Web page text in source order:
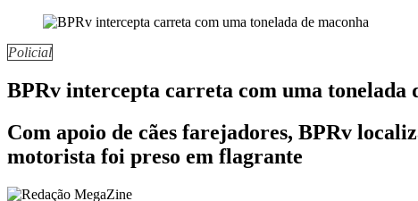
Policial
BPRv intercepta carreta com uma tonelada
Com apoio de cães farejadores, BPRv
motorista foi preso em flagrante